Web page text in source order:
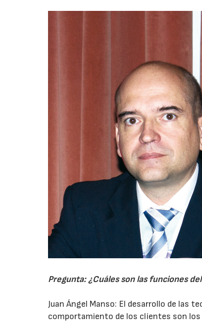
Pregunta: ¿Cuáles son las funciones
Juan Ángel Manso: El desarrollo de las
comportamiento de los clientes son